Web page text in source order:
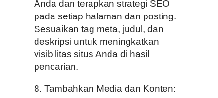
Anda dan terapkan strategi SEO
pada setiap halaman dan posting.
Sesuaikan tag meta, judul, dan
deskripsi untuk meningkatkan
visibilitas situs Anda di hasil
pencarian.
8. Tambahkan Media dan Konten: